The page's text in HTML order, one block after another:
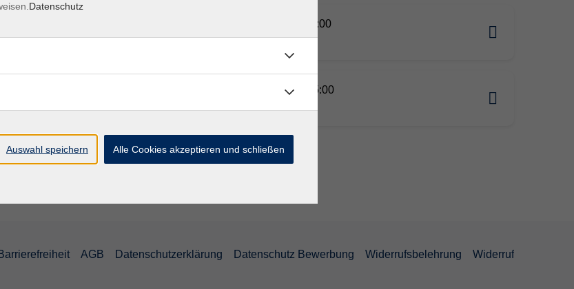
Mi. 25.11.2026 17:00
Weiden
Sa. 05.12.2026 15:00
Barrierefreiheit AGB Datenschutzerklärung Datenschutz Bewerbung Widerrufsbelehrung Widerruf
Datenschutz
Auswahl speichern Alle Cookies akzeptieren und schließen